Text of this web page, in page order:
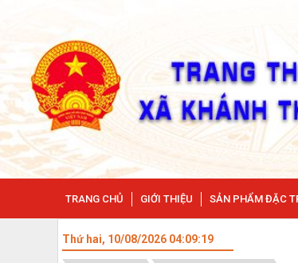
TRANG CHỦ GIỚI THIỆU SẢN PHẨM ĐẶC
Thứ hai, 10/08/2026 04:09:20